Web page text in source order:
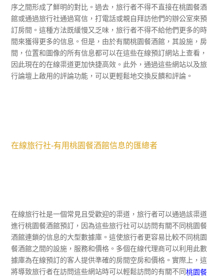
序之間形成了鮮明的對比。過去，旅行者不得不直接在桃園餐酒
館或通過旅行社通過寫信，打電話或親自拜訪他們的辦公室來預
訂房間。這種方法既緩慢又乏味，旅行者不得不給他們更多的時
間來獲得更多的信息。但是，由於有關桃園餐酒館，其設施，房
間，位置和圖像的所有信息都可以在這些在線預訂網站上查看，
因此現在的在線渠道更加快捷高效。此外，通過這些網站以及旅
行論壇上啟用的評論功能，可以更輕鬆地交換反饋和評論。
在線旅行社-有用桃園餐酒館信息的匯總者
在線旅行社是一個常見且受歡迎的渠道，旅行者可以通過該渠道
進行桃園餐酒館預訂，因為這些旅行社可以訪問有關不同桃園餐
酒館連鎖的信息的大型數據庫。這使旅行者更容易比較不同桃園
餐酒館之間的設施，服務和價格。多個在線代理商可以利用此數
據庫為在線預訂的客人提供準確的房間空房和價格。實際上，這
將導致旅行者在訪問這些網站時可以輕鬆訪問的有關不同桃園餐